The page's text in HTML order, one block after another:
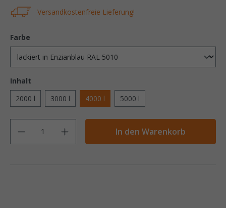
Versandkostenfreie Lieferung!
Farbe
Inhalt
2000 l
3000 l 4000 l 5000 l
Anzahl
In den Warenkorb